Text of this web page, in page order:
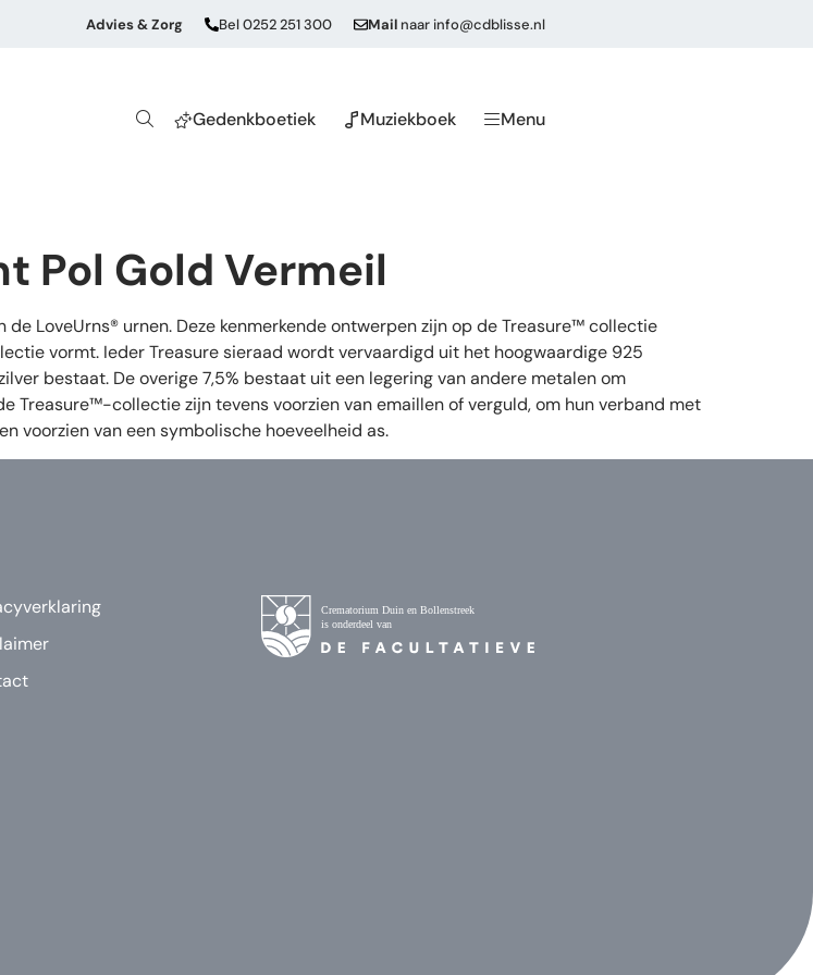
Advies & Zorg Bel 0252 251 300 Mail naarinfo@cdblisse.nl
Gedenkboetiek Muziekboek Menu
Pol Gold Vermeil
LoveUrns® urnen. Deze kenmerkende ontwerpen zijn op de Treasure™ collectie
vormt. Ieder Treasure sieraad wordt vervaardigd uit het hoogwaardige 925
bestaat. De overige 7,5% bestaat uit een legering van andere metalen om
Treasure™-collectie zijn tevens voorzien van emaillen of verguld, om hun verband met
voorzien van een symbolische hoeveelheid as.